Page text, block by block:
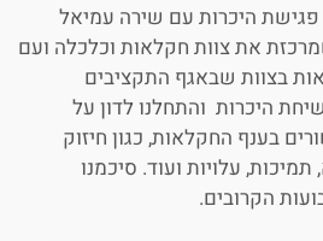
פגישת היכרות עם שירה עמיאל
את צוות חקלאות וכלכלה ועם
בצוות שבאגף התקציבים
היכרות והתחלנו לדון על
בענף החקלאות, כגון חיזוק
עלויות ועוד. סיכמנו
הקרובים.